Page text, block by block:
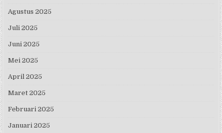
Agustus 2025
Juli 2025
Juni 2025
Mei 2025
April 2025
Maret 2025
Februari 2025
Januari 2025